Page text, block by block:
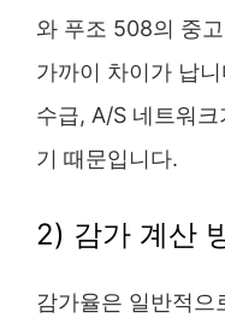
와 푸조 508의 중
가까이 차이가 납
수급, A/S 네트워
기 때문입니다.
2) 감가 계산
감가율은 일반적으